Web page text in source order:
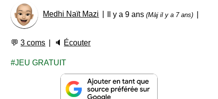
Medhi Naït Mazi Il y a 9 ans(Màj il y a 7 ans)
💬3 coms 🔈 Écouter
JEU GRATUIT